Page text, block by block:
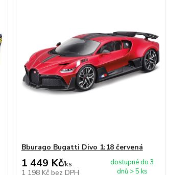
Bburago Bugatti Divo 1:18 červená
1 449 Kč/ks
1 198 Kč bez DPH
dostupné do 3
dnů > 5 ks